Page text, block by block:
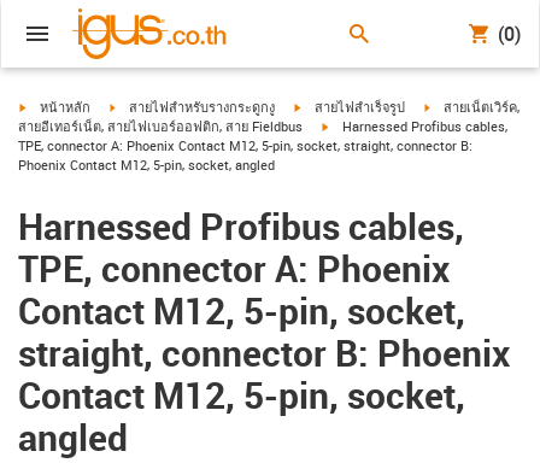
(0)
igus-icon-arrow-right
หน้าหลัก igus-icon-arrow-right
สายไฟสำหรับรางกระดูกงู igus-icon-arrow-right
สายไฟสำเร็จรูป igus-icon-arrow-
สายเน็ตเวิร์ค,
สายอีเทอร์เน็ต, สายไฟเบอร์ออฟติก, สาย Fieldbus
igus-icon-arrow-right
Harnessed Profibus cables,
TPE, connector A: Phoenix Contact M12, 5-pin, socket, straight, connector B:
Phoenix Contact M12, 5-pin, socket, angled
Harnessed Profibus cables,
TPE, connector A: Phoenix
Contact M12, 5-pin, socket,
straight, connector B: Phoenix
Contact M12, 5-pin, socket,
angled